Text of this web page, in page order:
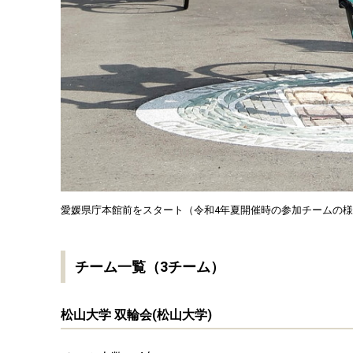
愛媛県庁本館前をスタート（令和4年夏開催時の参加チームの
チーム一覧（3チーム）
松山大学 双輪会(松山大学)